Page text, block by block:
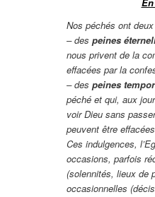
Nos péchés ont
– despeines
nous privent de la
effacées par la
– despeines
péché et qui, aux
voir Dieu sans
peuvent être
Ces indulgences,
occasions, parfois
(solennités, lieux de
occasionnelles